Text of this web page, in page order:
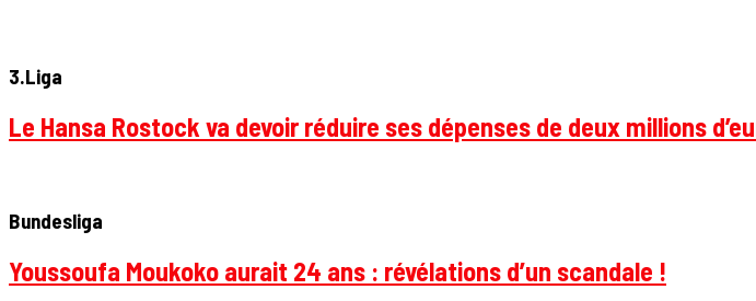
3.Liga
Le Hansa Rostock va devoir réduire ses dépenses de deux millions
Bundesliga
Youssoufa Moukoko aurait 24 ans : révélations d’un scandale !